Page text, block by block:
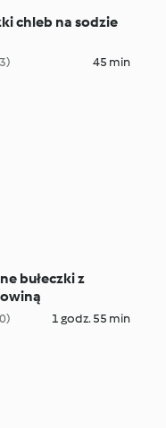
chleb na sodzie
45 min
bułeczki z
1 godz. 55 min